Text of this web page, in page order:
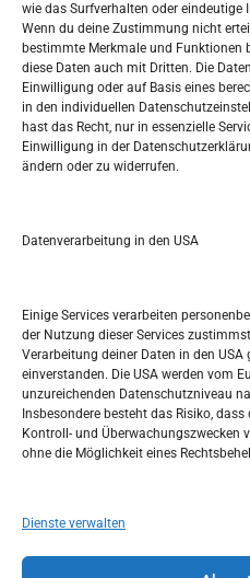
wie das Surfverhalten oder eindeutige
Wenn du deine Zustimmung nicht
bestimmte Merkmale und Funktionen
diese Daten auch mit Dritten. Die
Einwilligung oder auf Basis eines
in den individuellen
hast das Recht, nur in essenzielle
Einwilligung in der
ändern oder zu widerrufen.
Datenverarbeitung in den USA
Einige Services verarbeiten
der Nutzung dieser Services
Verarbeitung deiner Daten in den USA
einverstanden. Die USA werden vom
unzureichenden Datenschutzniveau
Insbesondere besteht das Risiko,
Kontroll- und Überwachungszwecken
ohne die Möglichkeit eines
Dienste verwalten
Tko je “Idemo u
Pretražite stranicu:
S
e
a
h
M D M D
3 4 5 6
10 11 12
24 25
31